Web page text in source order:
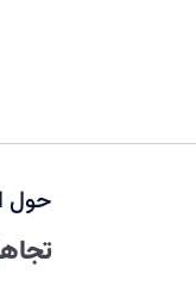
حول